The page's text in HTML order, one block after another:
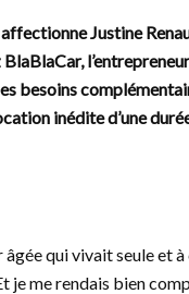
Justine
besoins
inédite d’une
qui vivait seule et
me rendais bien